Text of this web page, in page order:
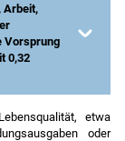
Arbeit,
Vorsprung
0,32
«). Für die
etwa
oder